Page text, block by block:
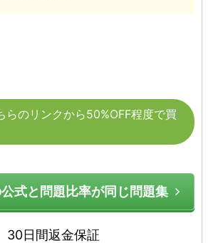
らのリンクから50%OFF程度で買
式と問題比率が同じ問題集
30日間返金保証